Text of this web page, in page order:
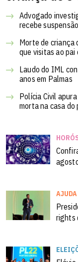
Advogado
recebe
Morte de criança
que visitas ao
Laudo do IML
anos em Palmas
Polícia Civil
morta na casa do
rights